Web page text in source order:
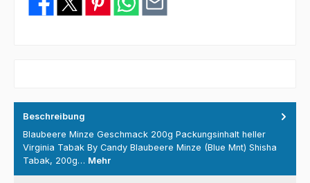
Beschreibung
Blaubeere Minze Geschmack 200g Packungsinhalt heller
Virginia Tabak By Candy Blaubeere Minze (Blue Mnt) Shisha
Tabak, 200g… Mehr